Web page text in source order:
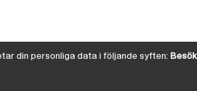
din personliga data i följande syften: